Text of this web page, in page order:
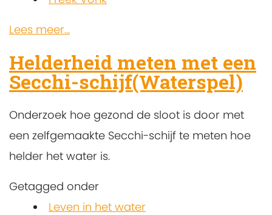
Lees meer...
Helderheid meten met een
Secchi-schijf(Waterspel)
Onderzoek hoe gezond de sloot is door met
een zelfgemaakte Secchi-schijf te meten hoe
helder het water is.
Getagged onder
Leven in het water